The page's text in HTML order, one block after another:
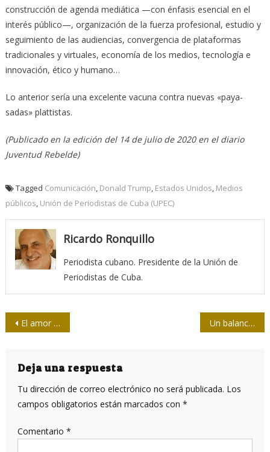
construcción de agenda mediática —con énfasis esencial en el
interés público—, organización de la fuerza profesional, estudio y
seguimiento de las audiencias, convergencia de plataformas
tradicionales y virtuales, economía de los medios, tecnología e
innovación, ético y humano…
Lo anterior sería una excelente vacuna contra nuevas «paya-
sadas» plattistas.
(Publicado en la edición del 14 de julio de 2020 en el diario
Juventud Rebelde)
Tagged Comunicación Donald Trump Estados Unidos Medios
públicos Unión de Periodistas de Cuba (UPEC)
Ricardo Ronquillo
Periodista cubano. Presidente de la Unión de
Periodistas de Cuba.
Navegación
entradas
El amor a la camiseta Un balance necesario de la COVID-19 en Cuba
Deja una respuesta
Tu dirección de correo electrónico no será publicada. Los
campos obligatorios están marcados con *
Comentario *